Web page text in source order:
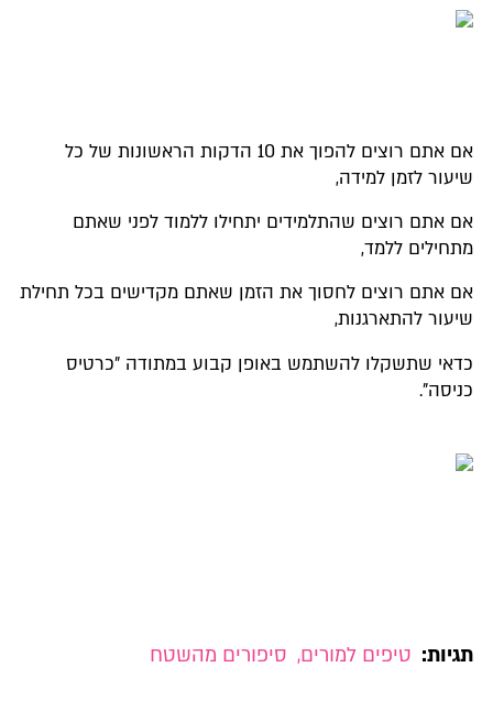
אם אתם רוצים להפוך את 10 הדקות הראשונות של כל
שיעור לזמן למידה,
אם אתם רוצים שהתלמידים יתחילו ללמוד לפני שאתם
מתחילים ללמד,
אם אתם רוצים לחסוך את הזמן שאתם מקדישים בכל תחילת
שיעור להתארגנות,
כדאי שתשקלו להשתמש באופן קבוע במתודה "כרטיס
כניסה".
תגיות: טיפים למורים, סיפורים מהשטח